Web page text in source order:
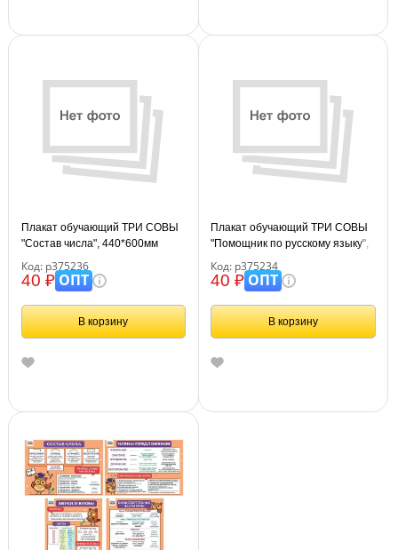
Плакат обучающий ТРИ СОВЫ
"Состав числа", 440*600мм
Код: р375236
40 ₽ОПТ
В корзину
Плакат обучающий ТРИ СОВЫ
"Помощник по русскому языку",
Код: р375234
40 ₽ОПТ
В корзину